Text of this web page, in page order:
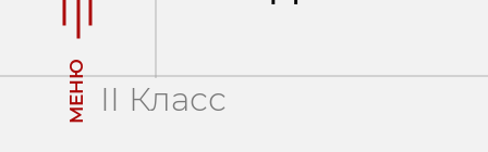
МЕНЮ
II Класс